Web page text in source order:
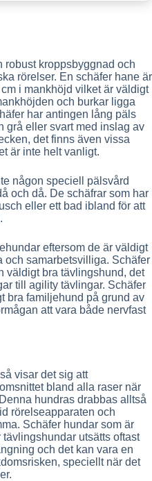
14 dagar
0 kr, 1 500 kr eller 3 500
kr
Ingen sänkning
/
Ja, fri
robust kroppsbyggnad och
rörelser. En schäfer hane är
i mankhöjd vilket är väldigt
och burkar ligga
har antingen lång päls
grå eller svart med inslag av
det finns även vissa
är inte helt vanligt.
någon speciell pälsvård
och då. De schäfrar som har
eller ett bad ibland för att
eftersom de är väldigt
och samarbetsvilliga. Schäfer
väldigt bra tävlingshund, det
till agility tävlingar. Schäfer
bra familjehund på grund av
att vara både nervfast
visar det sig att
bland alla raser när
hundras drabbas alltså
rörelseapparaten och
Schäfer hundar som är
utsätts oftast
och det kan vara en
speciellt när det